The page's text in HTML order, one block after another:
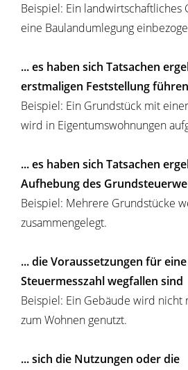
Beispiel: Ein landwirtschaftliches
eine Baulandumlegung
... es haben sich Tatsachen
erstmaligen Feststellung
Beispiel: Ein Grundstück mit
wird in Eigentumswohnungen
... es haben sich Tatsachen
Aufhebung des
Beispiel: Mehrere Grundstücke
zusammengelegt.
... die Voraussetzungen für
Steuermesszahl wegfallen sind
Beispiel: Ein Gebäude wird
zum Wohnen genutzt.
... sich die Nutzungen oder die